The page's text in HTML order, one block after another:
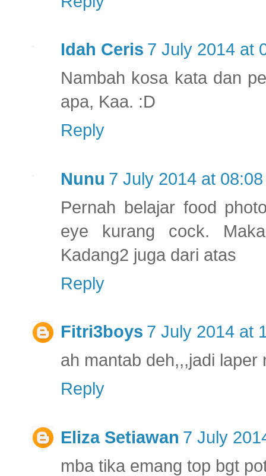
Idah Ceris 7 July 2014 at
Nambah kosa kata dan
apa, Kaa. :D
Reply
Nunu 7 July 2014 at 08:08
Pernah belajar food
eye kurang cock.
Kadang2 juga dari atas
Reply
Fitri3boys 7 July 2014 at
ah mantab deh,,,jadi laper
Reply
Eliza Setiawan 7 July
mba tika emang top bgt